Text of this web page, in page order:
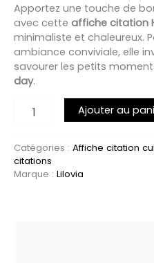
Apportez une touche de
avec cette affiche citation
minimaliste et chaleureux.
ambiance conviviale, elle
savourer les petits
day.
Ajouter au
Catégories : Affiche citation
citations
Marque : Lilovia